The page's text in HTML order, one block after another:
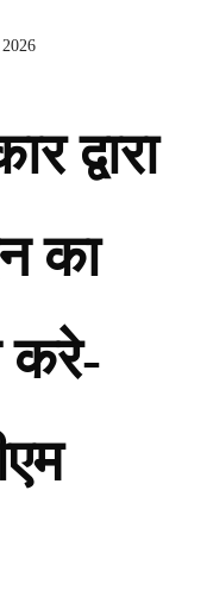
द्वारा
का
करे-